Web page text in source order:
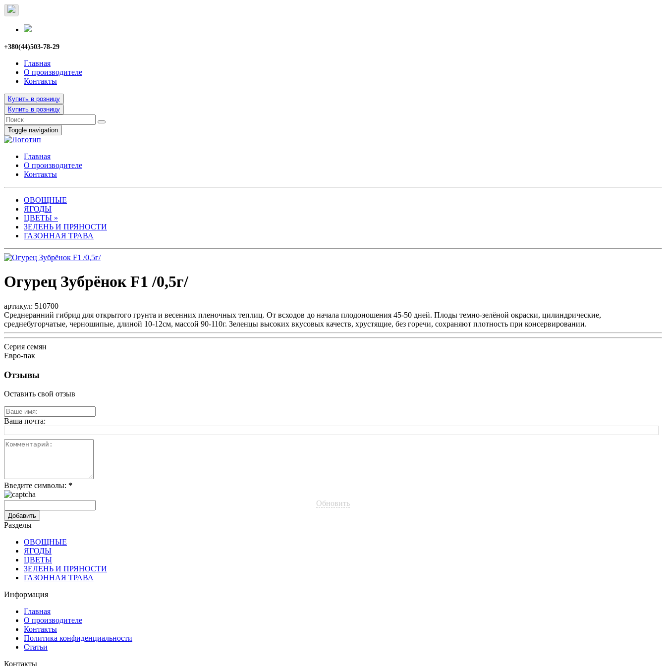
+380(44)503-78-29
Главная
О производителе
Контакты
Купить в розницу
Купить в розницу
Toggle navigation
Главная
О производителе
Контакты
ОВОЩНЫЕ
ЯГОДЫ
ЦВЕТЫ »
ЗЕЛЕНЬ И ПРЯНОСТИ
ГАЗОННАЯ ТРАВА
Огурец Зубрёнок F1 /0,5г/
артикул: 510700
Среднеранний гибрид для открытого грунта и весенних пленочных теплиц. От всходов до начала плодоношения 45-50 дней. Плоды темно-зелёной окраски, цилиндрические,
среднебугорчатые, черношипые, длиной 10-12см, массой 90-110г. Зеленцы высоких вкусовых качеств, хрустящие, без горечи, сохраняют плотность при консервировании.
Серия семян
Евро-пак
Отзывы
Оставить свой отзыв
Ваша почта:
Введите символы: *
Обновить
Разделы
ОВОЩНЫЕ
ЯГОДЫ
ЦВЕТЫ
ЗЕЛЕНЬ И ПРЯНОСТИ
ГАЗОННАЯ ТРАВА
Информация
Главная
О производителе
Контакты
Политика конфиденциальности
Статьи
Контакты